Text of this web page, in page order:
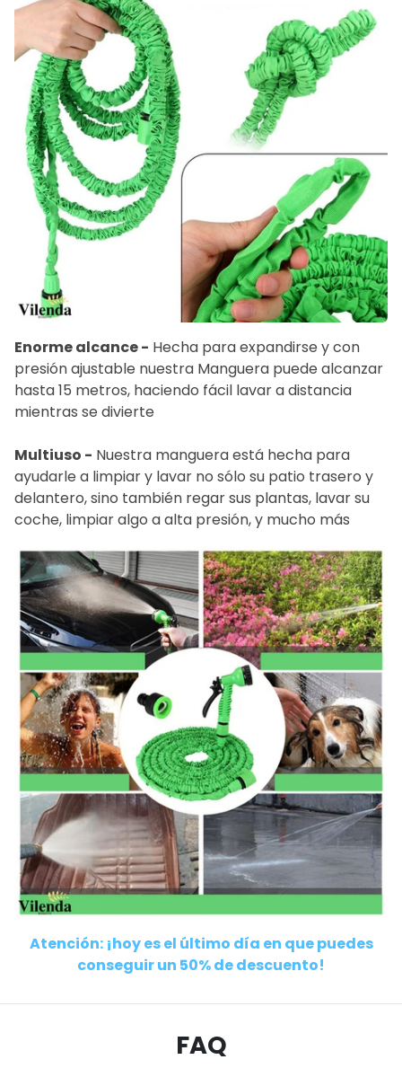
Enorme alcance - Hecha para expandirse y con
presión ajustable nuestra Manguera puede alcanzar
hasta 15 metros, haciendo fácil lavar a distancia
mientras se divierte
Multiuso - Nuestra manguera está hecha para
ayudarle a limpiar y lavar no sólo su patio trasero y
delantero, sino también regar sus plantas, lavar su
coche, limpiar algo a alta presión, y mucho más
Atención: ¡hoy es el último día en que puedes
conseguir un 50% de descuento!
FAQ